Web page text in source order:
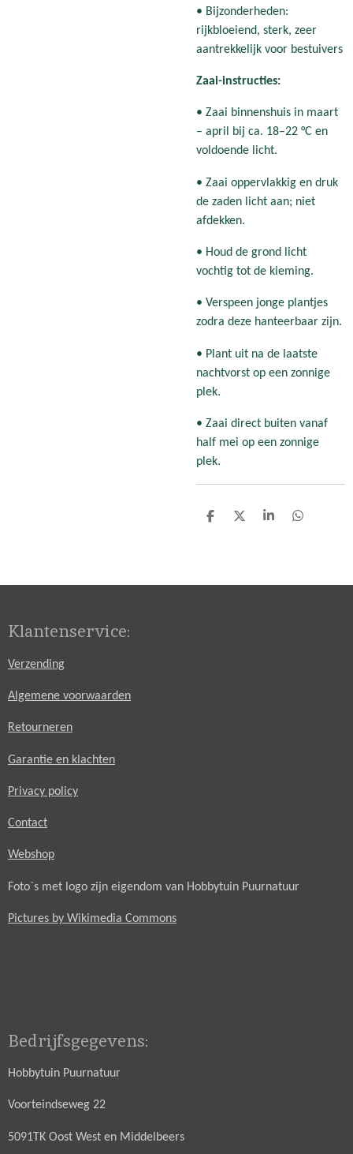
• Bijzonderheden:
rijkbloeiend, sterk, zeer
aantrekkelijk voor bestuivers
Zaai-instructies:
• Zaai binnenshuis in maart
– april bij ca. 18–22 °C en
voldoende licht.
• Zaai oppervlakkig en druk
de zaden licht aan; niet
afdekken.
• Houd de grond licht
vochtig tot de kieming.
• Verspeen jonge plantjes
zodra deze hanteerbaar zijn.
• Plant uit na de laatste
nachtvorst op een zonnige
plek.
• Zaai direct buiten vanaf
half mei op een zonnige
plek.
D
D
S
D
Klantenservice:
Verzending
Algemene voorwaarden
Retourneren
Garantie en klachten
Privacy policy
Contact
Webshop
Foto`s met logo zijn eigendom van Hobbytuin Puurnatuur
Pictures by Wikimedia Commons
Bedrijfsgegevens:
Hobbytuin Puurnatuur
Voorteindseweg 22
5091TK Oost West en Middelbeers